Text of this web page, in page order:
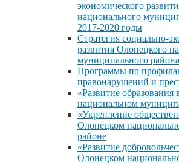
экономического
национального
2017-2020 годы
Стратегия социально-
развития Олонецкого
муниципального района
Программы по
правонарушений и
«Развитие
национальном
«Укрепление
Олонецком
районе
«Развитие
Олонецком